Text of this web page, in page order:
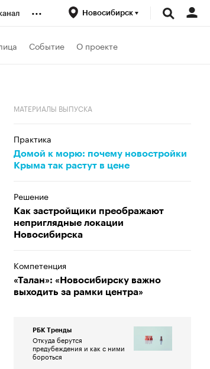
... Новосибирск
Событие О проекте
МАТЕРИАЛЫ ВЫПУСКА
Практика
Домой к морю: почему новостройки
Крыма так растут в цене
Решение
Как застройщики преображают
неприглядные локации
Новосибирска
Компетенция
«Талан»: «Новосибирску важно
выходить за рамки центра»
РБК Тренды
Откуда берутся
предубеждения и как с ними
бороться